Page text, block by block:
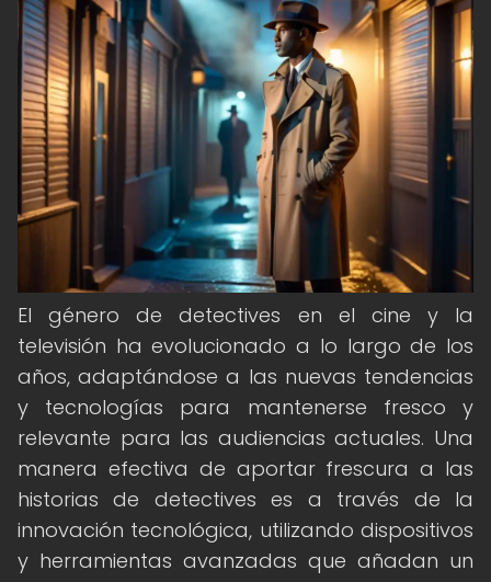
El género de detectives en el cine y la
televisión ha evolucionado a lo largo de los
años, adaptándose a las nuevas tendencias
y tecnologías para mantenerse fresco y
relevante para las audiencias actuales. Una
manera efectiva de aportar frescura a las
historias de detectives es a través de la
innovación tecnológica, utilizando dispositivos
y herramientas avanzadas que añadan un